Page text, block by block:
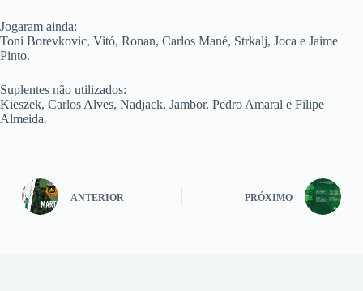
Jogaram ainda:
Toni Borevkovic, Vitó, Ronan, Carlos Mané, Strkalj, Joca e Jaime
Pinto.
Suplentes não utilizados:
Kieszek, Carlos Alves, Nadjack, Jambor, Pedro Amaral e Filipe
Almeida.
ANTERIOR PRÓXIMO